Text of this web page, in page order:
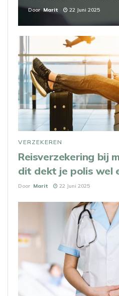
Door Marit 22 Juni 2025
VERZEKEREN
Reisverzekering bij
dit dekt je polis wel
Door Marit 22 Juni 2025